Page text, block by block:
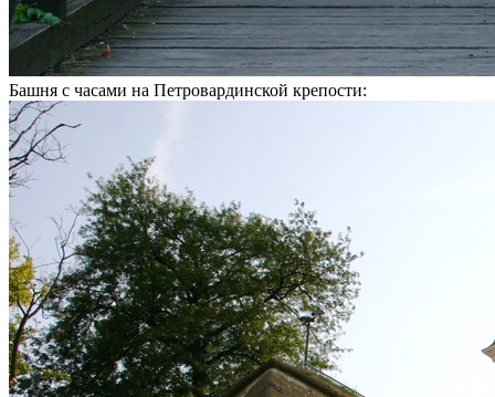
Башня с часами на Петровардинской крепости: